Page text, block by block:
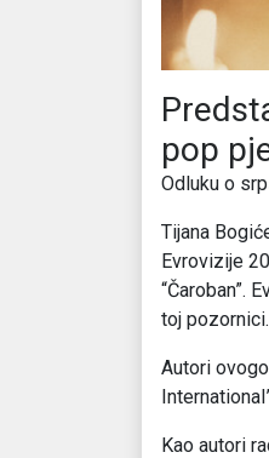
pop
Odluku o
Tijana
Evrovizije
“Čaroban”.
toj pozornici.
Autori
Kao autori